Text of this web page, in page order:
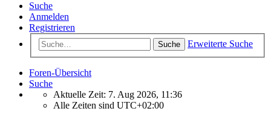
Suche
Anmelden
Registrieren
Suche Erweiterte Suche
Foren-Übersicht
Suche
Aktuelle Zeit: 7. Aug 2026, 11:36
Alle Zeiten sind UTC+02:00